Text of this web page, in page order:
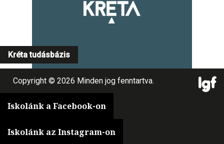
Kréta tudásbázis
Copyright © 2026 Minden jog fenntartva.
Iskolánk a Facebook-on
Iskolánk az Instagram-on